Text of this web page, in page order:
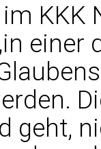
KKK
einer
geht,